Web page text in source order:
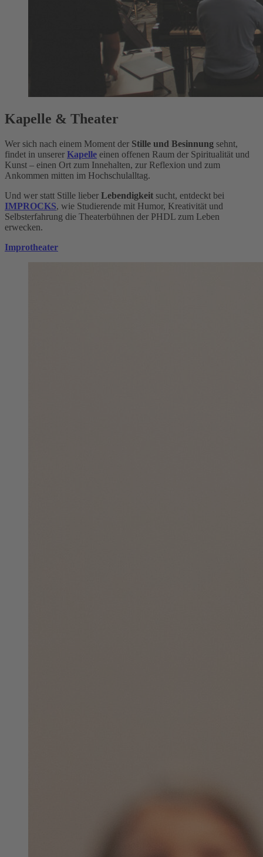
Kapelle & Theater
Wer sich nach einem Moment der Stille und Besinnung sehnt,
findet in unserer Kapelle einen offenen Raum der Spiritualität und
Kunst – einen Ort zum Innehalten, zur Reflexion und zum
Ankommen mitten im Hochschulalltag.
Und wer statt Stille lieber Lebendigkeit sucht, entdeckt bei
IMPROCKS, wie Studierende mit Humor, Kreativität und
Selbsterfahrung die Theaterbühnen der PHDL zum Leben
erwecken.
Improtheater